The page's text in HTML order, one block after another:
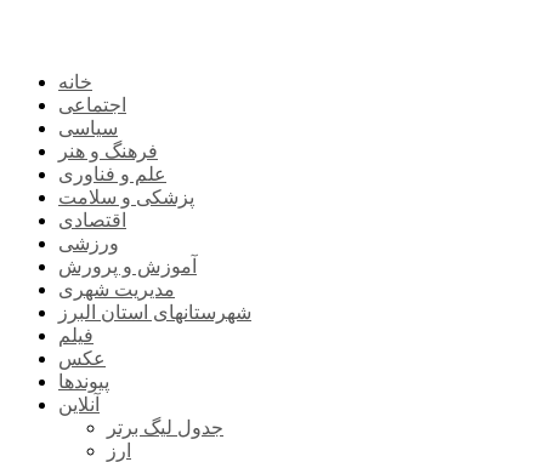
خانه
اجتماعی
سیاسی
فرهنگ و هنر
علم و فناوری
پزشکی و سلامت
اقتصادی
ورزشی
آموزش و پرورش
مدیریت شهری
شهرستانهای استان البرز
فیلم
عکس
پیوندها
آنلاین
جدول لیگ برتر
ارز